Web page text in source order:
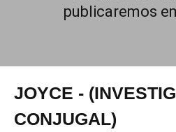
publicaremos
JOYCE -
CONJUGAL)